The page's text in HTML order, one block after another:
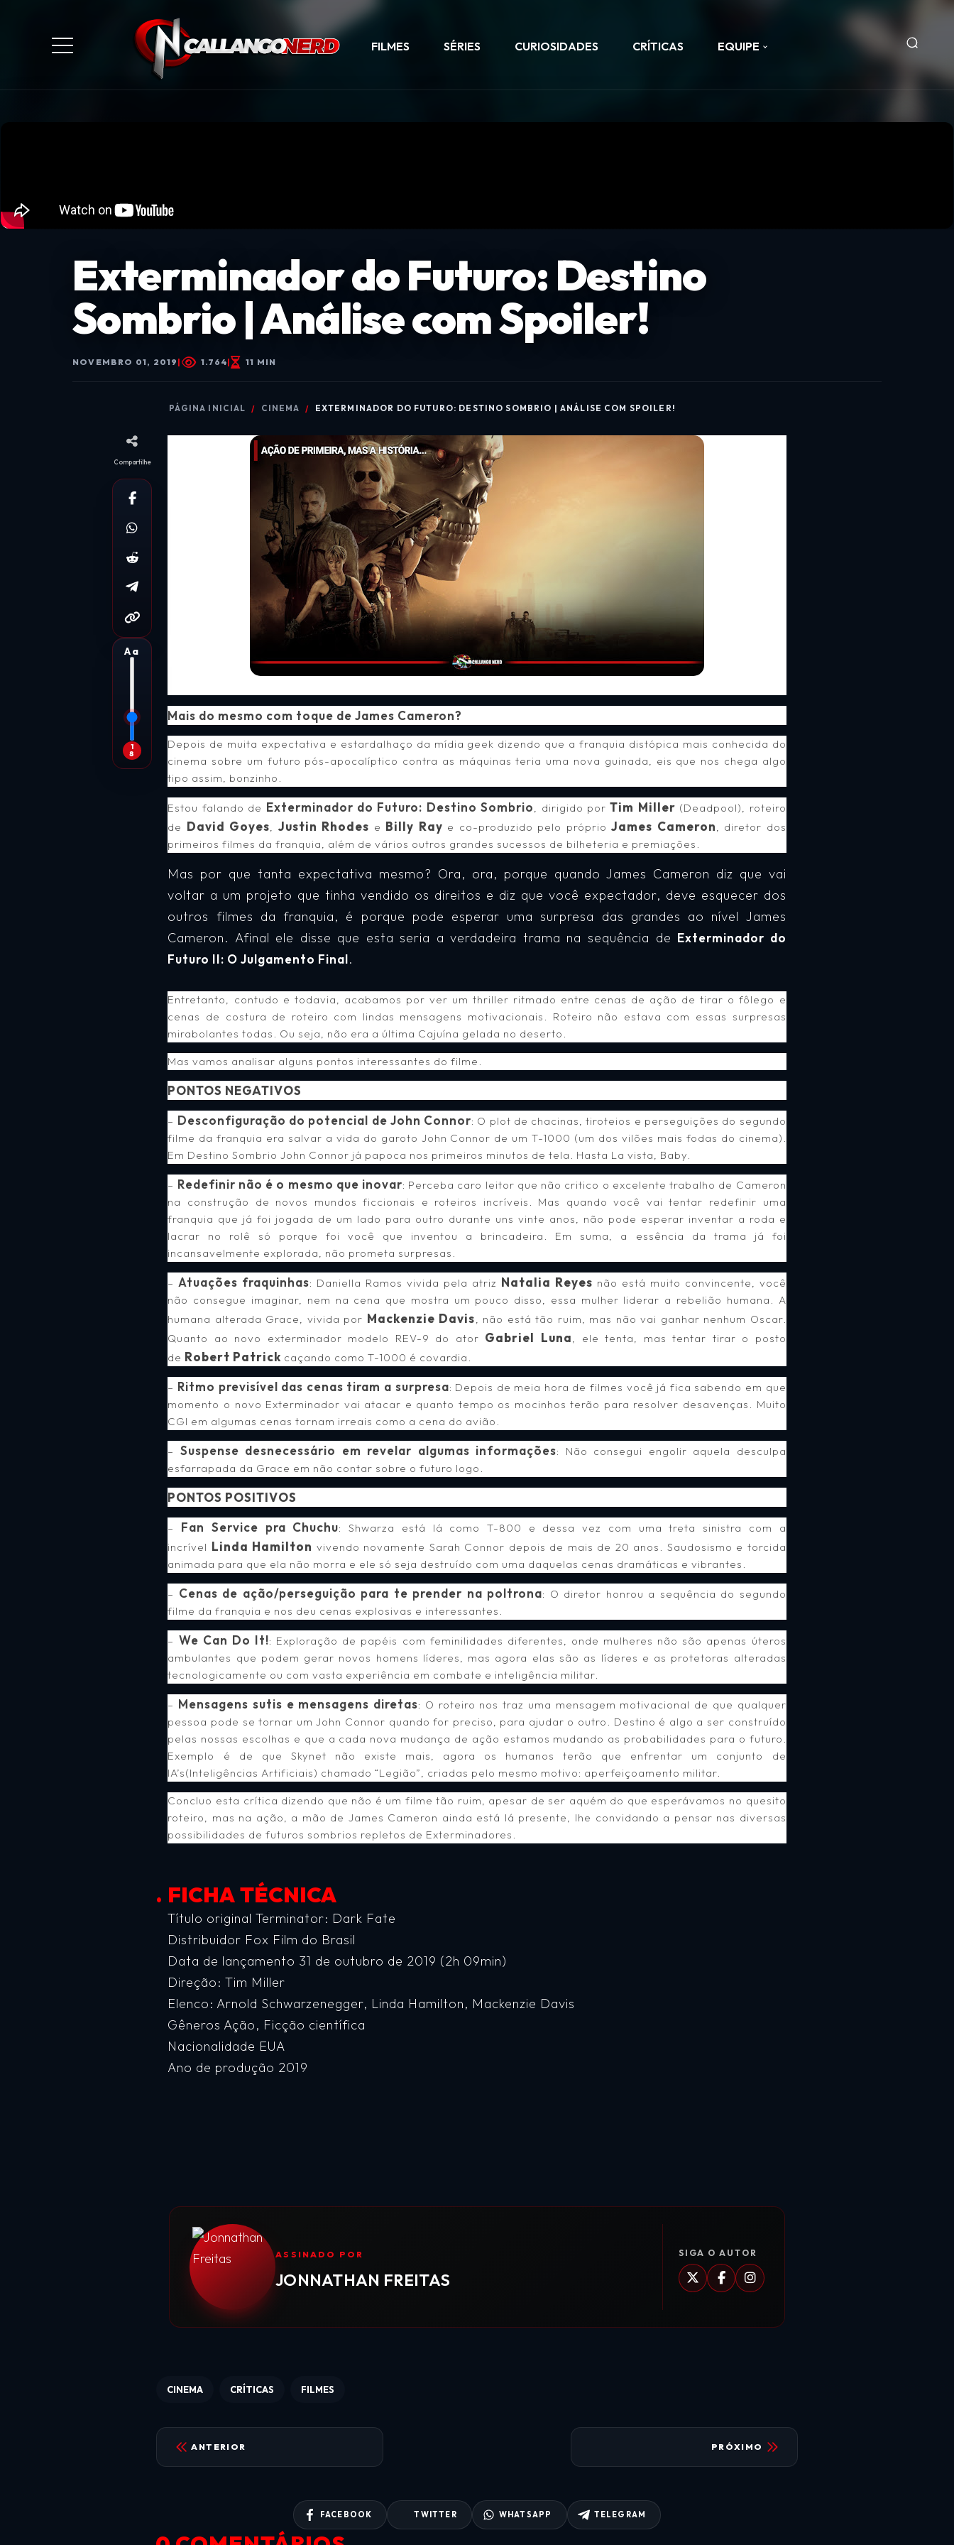
FILMES SÉRIES CURIOSIDADES CRÍTICAS EQUIPE
Exterminador do Futuro: Destino
Sombrio | Análise com Spoiler!
NOVEMBRO 01, 2019 | 1.764| 11 MIN
PÁGINA INICIAL CINEMA EXTERMINADOR DO FUTURO: DESTINO SOMBRIO | ANÁLISE COM SPOILER!
Mais do mesmo com toque de James Cameron?
Depois de muita expectativa e estardalhaço da mídia geek dizendo que a franquia distópica mais conhecida do
cinema sobre um futuro pós-apocalíptico contra as máquinas teria uma nova guinada, eis que nos chega algo
tipo assim, bonzinho.
Estou falando de Exterminador do Futuro: Destino Sombrio, dirigido porTim Miller (Deadpool), roteiro
de David Goyes, Justin Rhodes e Billy Ray e co-produzido pelo próprioJames Cameron, diretor dos
primeiros filmes da franquia, além de vários outros grandes sucessos de bilheteria e premiações.
Mas por que tanta expectativa mesmo? Ora, ora, porque quando James Cameron diz que vai
voltar a um projeto que tinha vendido os direitos e diz que você expectador, deve esquecer dos
outros filmes da franquia, é porque pode esperar uma surpresa das grandes ao nível James
Cameron. Afinal ele disse que esta seria a verdadeira trama na sequência de Exterminador do
Futuro II: O Julgamento Final.
Entretanto, contudo e todavia, acabamos por ver um thriller ritmado entre cenas de ação de tirar o fôlego e
cenas de costura de roteiro com lindas mensagens motivacionais. Roteiro não estava com essas surpresas
mirabolantes todas. Ou seja, não era a última Cajuína gelada no deserto.
Mas vamos analisar alguns pontos interessantes do filme.
PONTOS NEGATIVOS
– Desconfiguração do potencial de John Connor: O plot de chacinas, tiroteios e perseguições do segundo
filme da franquia era salvar a vida do garoto John Connor de um T-1000 (um dos vilões mais fodas do cinema).
Em Destino Sombrio John Connor já papoca nos primeiros minutos de tela. Hasta La vista, Baby.
– Redefinir não é o mesmo que inovar: Perceba caro leitor que não critico o excelente trabalho de Cameron
na construção de novos mundos ficcionais e roteiros incríveis. Mas quando você vai tentar redefinir uma
franquia que já foi jogada de um lado para outro durante uns vinte anos, não pode esperar inventar a roda e
lacrar no rolê só porque foi você que inventou a brincadeira. Em suma, a essência da trama já foi
incansavelmente explorada, não prometa surpresas.
–Atuações fraquinhas: Daniella Ramos vivida pela atriz Natalia Reyes não está muito convincente, você
não consegue imaginar, nem na cena que mostra um pouco disso, essa mulher liderar a rebelião humana. A
humana alterada Grace, vivida por Mackenzie Davis, não está tão ruim, mas não vai ganhar nenhum Oscar.
Quanto ao novo exterminador modelo REV-9 do ator Gabriel Luna, ele tenta, mas tentar tirar o posto
de Robert Patrick caçando como T-1000 é covardia.
– Ritmo previsível das cenas tiram a surpresa: Depois de meia hora de filmes você já fica sabendo em que
momento o novo Exterminador vai atacar e quanto tempo os mocinhos terão para resolver desavenças. Muito
CGI em algumas cenas tornam irreais como a cena do avião.
– Suspense desnecessário em revelar algumas informações: Não consegui engolir aquela desculpa
esfarrapada da Grace em não contar sobre o futuro logo.
PONTOS POSITIVOS
– Fan Service pra Chuchu: Shwarza está lá como T-800 e dessa vez com uma treta sinistra com a
incrível Linda Hamilton vivendo novamente Sarah Connor depois de mais de 20 anos. Saudosismo e torcida
animada para que ela não morra e ele só seja destruído com uma daquelas cenas dramáticas e vibrantes.
– Cenas de ação/perseguição para te prender na poltrona: O diretor honrou a sequência do segundo
filme da franquia e nos deu cenas explosivas e interessantes.
– We Can Do It!: Exploração de papéis com feminilidades diferentes, onde mulheres não são apenas úteros
ambulantes que podem gerar novos homens líderes, mas agora elas são as líderes e as protetoras alteradas
tecnologicamente ou com vasta experiência em combate e inteligência militar.
– Mensagens sutis e mensagens diretas: O roteiro nos traz uma mensagem motivacional de que qualquer
pessoa pode se tornar um John Connor quando for preciso, para ajudar o outro. Destino é algo a ser construído
pelas nossas escolhas e que a cada nova mudança de ação estamos mudando as probabilidades para o futuro.
Exemplo é de que Skynet não existe mais, agora os humanos terão que enfrentar um conjunto de
IA’s(Inteligências Artificiais) chamado “Legião”, criadas pelo mesmo motivo: aperfeiçoamento militar.
Concluo esta crítica dizendo que não é um filme tão ruim, apesar de ser aquém do que esperávamos no quesito
roteiro, mas na ação, a mão de James Cameron ainda está lá presente, lhe convidando a pensar nas diversas
possibilidades de futuros sombrios repletos de Exterminadores.
FICHA TÉCNICA
Título original Terminator: Dark Fate
Distribuidor Fox Film do Brasil
Data de lançamento 31 de outubro de 2019 (2h 09min)
Direção: Tim Miller
Elenco: Arnold Schwarzenegger, Linda Hamilton, Mackenzie Davis
Gêneros Ação, Ficção científica
Nacionalidade EUA
Ano de produção 2019
ASSINADO POR
JONNATHAN FREITAS
SIGA O AUTOR
CINEMA CRÍTICAS FILMES
ANTERIOR PRÓXIMO
FACEBOOK TWITTER WHATSAPP TELEGRAM
Compartilhe
Aa
1
8